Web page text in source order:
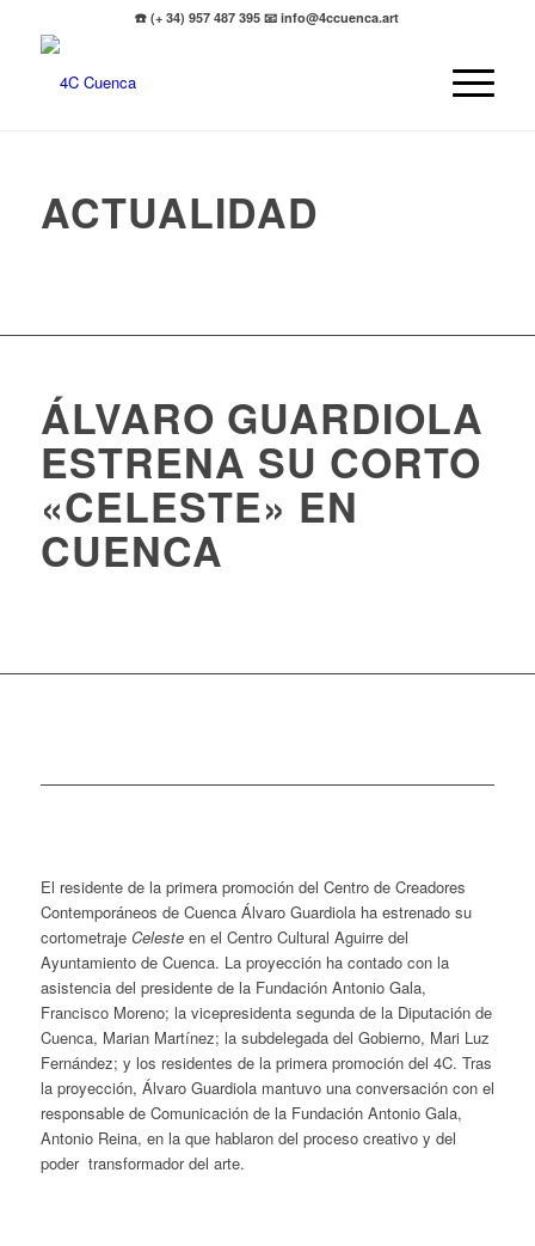
☎️ (+ 34) 957 487 395 📧 info@4ccuenca.art
ACTUALIDAD
ÁLVARO GUARDIOLA
ESTRENA SU CORTO
«CELESTE» EN
CUENCA
El residente de la primera promoción del Centro de Creadores
Contemporáneos de Cuenca Álvaro Guardiola ha estrenado su
cortometraje Celesteen el Centro Cultural Aguirre del
Ayuntamiento de Cuenca. La proyección ha contado con la
asistencia del presidente de la Fundación Antonio Gala,
Francisco Moreno; la vicepresidenta segunda de la Diputación de
Cuenca, Marian Martínez; la subdelegada del Gobierno, Mari Luz
Fernández; y los residentes de la primera promoción del 4C. Tras
la proyección, Álvaro Guardiola mantuvo una conversación con el
responsable de Comunicación de la Fundación Antonio Gala,
Antonio Reina, en la que hablaron del proceso creativo y del
poder transformador del arte.